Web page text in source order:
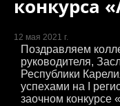
конкурса
12 мая 2021 г.
Поздравляем
руководителя,
Республики
успехами на I
заочном конкурсе